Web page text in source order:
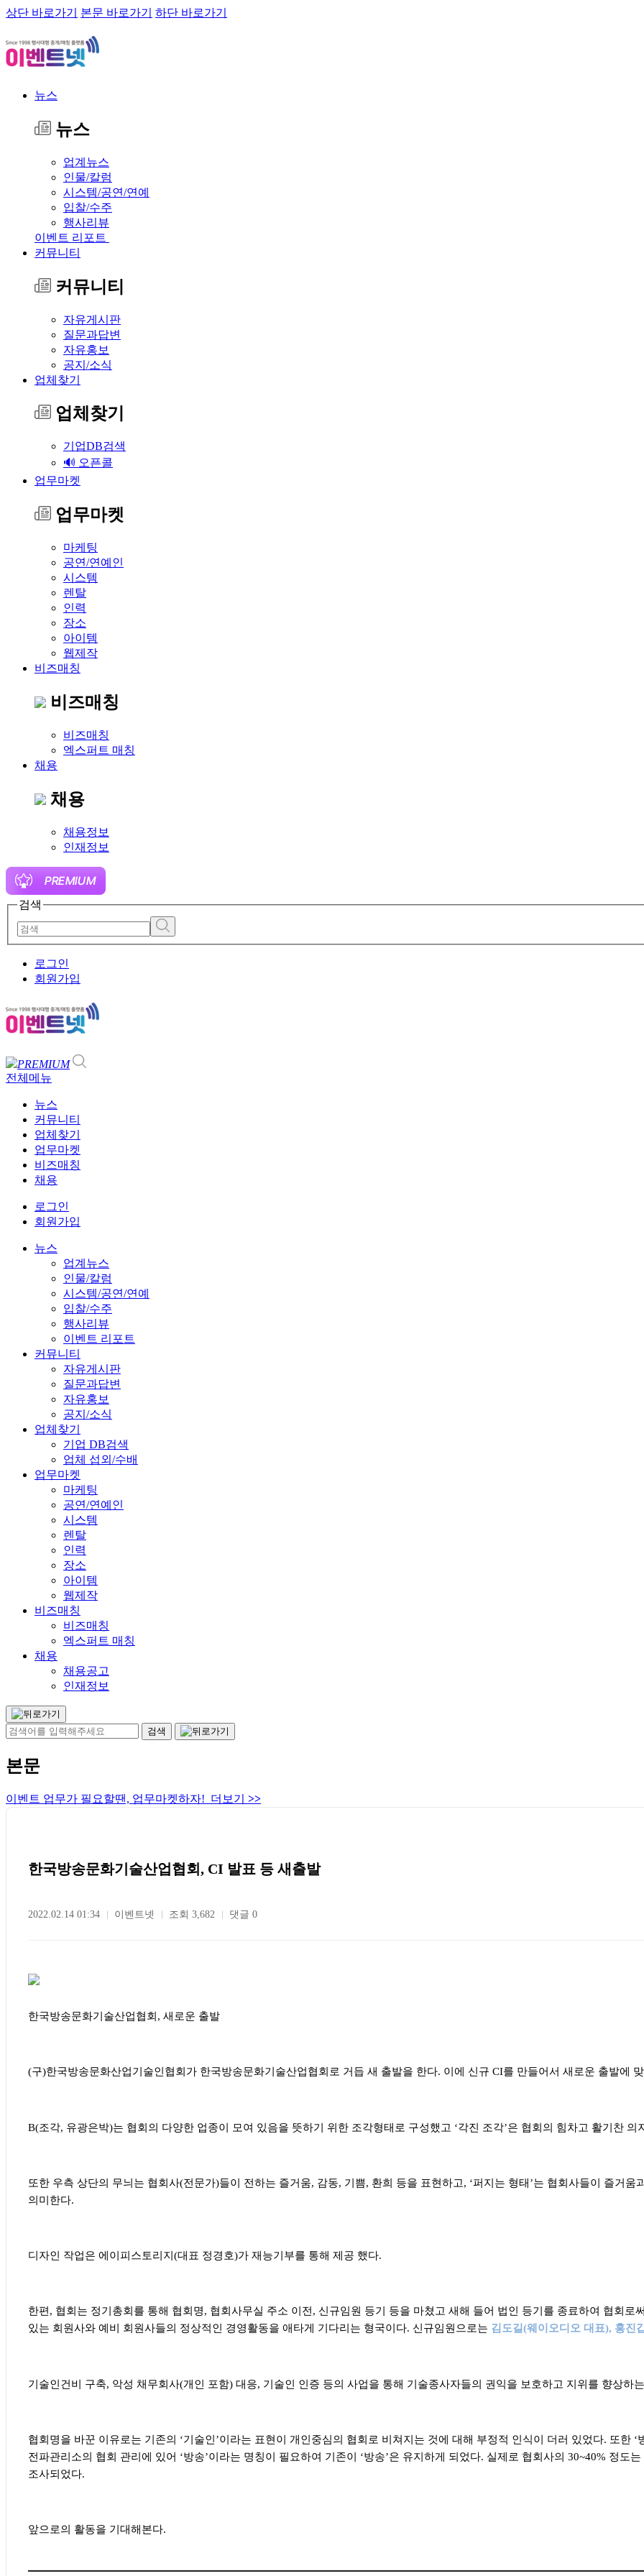
상단 바로가기 본문 바로가기 하단 바로가기
뉴스
뉴스
업계뉴스
인물/칼럼
시스템/공연/연예
입찰/수주
행사리뷰
이벤트 리포트
커뮤니티
커뮤니티
자유게시판
질문과답변
자유홍보
공지/소식
업체찾기
업체찾기
기업DB검색
🔊 오픈콜
업무마켓
업무마켓
마케팅
공연/연예인
시스템
렌탈
인력
장소
아이템
웹제작
비즈매칭
비즈매칭
비즈매칭
엑스퍼트 매칭
채용
채용
채용정보
인재정보
검색
로그인
회원가입
PREMIUM
전체메뉴
뉴스
커뮤니티
업체찾기
업무마켓
비즈매칭
채용
로그인
회원가입
뉴스
업계뉴스
인물/칼럼
시스템/공연/연예
입찰/수주
행사리뷰
이벤트 리포트
커뮤니티
자유게시판
질문과답변
자유홍보
공지/소식
업체찾기
기업 DB검색
업체 섭외/수배
업무마켓
마케팅
공연/연예인
시스템
렌탈
인력
장소
아이템
웹제작
비즈매칭
비즈매칭
엑스퍼트 매칭
채용
채용공고
인재정보
본문
이벤트 업무가 필요할땐, 업무마켓하자! 더보기 >>
한국방송문화기술산업협회, CI 발표 등 새출발
2022.02.14 01:34 이벤트넷 조회 3,682 댓글 0
한국방송문화기술산업협회 , 새로운 출발
(구)한국방송문화산업기술인협회가 한국방송문화기술산업협회로 거듭 새 출발을 한다. 이에 신규 CI를 만들어서 새로운 출발에
B(조각, 유광은박)는 협회의 다양한 업종이 모여 있음을 뜻하기 위한 조각형태로 구성했고 ‘각진 조각’은 협회의 힘차고 활기찬 의
또한 우측 상단의 무늬는 협회사(전문가)들이 전하는 즐거움, 감동, 기쁨, 환희 등을 표현하고, ‘퍼지는 형태 ’는 협회사들이 즐거움
의미한다.
디자인 작업은 에이피스토리지 (대표 정경호)가 재능기부를 통해 제공 했다.
한편, 협회는 정기총회를 통해 협회명, 협회사무실 주소 이전, 신규임원 등기 등을 마쳤고 새해 들어 법인 등기를 종료하여 협회로
있는 회원사와 예비 회원사들의 정상적인 경영활동을 애타게 기다리는 형국이다. 신규임원으로는 김도길(웨이오디오 대표), 홍진
기술인건비 구축, 악성 채무회사(개인 포함) 대응, 기술인 인증 등의 사업을 통해 기술종사자들의 권익을 보호하고 지위를 향상하
협회명을 바꾼 이유로는 기존의 ‘기술인 ’이라는 표현이 개인중심의 협회로 비쳐지는 것에 대해 부정적 인식이 더러 있었다. 또한 ‘
전파관리소의 협회 관리에 있어 ‘방송’이라는 명칭이 필요하여 기존이 ‘방송’은 유지하게 되었다. 실제로 협회사의 30~40% 정도는
조사되었다.
앞으로의 활동을 기대해본다.